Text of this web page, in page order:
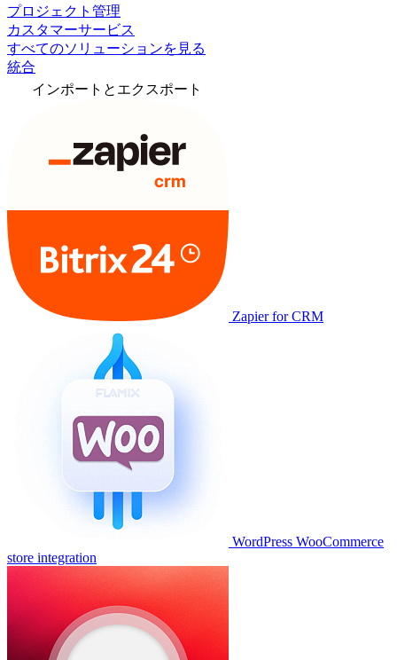
プロジェクト管理
カスタマーサービス
すべてのソリューションを見る
統合
インポートとエクスポート
Zapier for CRM
WordPress WooCommerce
store integration